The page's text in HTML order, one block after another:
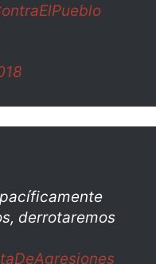
derrotaremos